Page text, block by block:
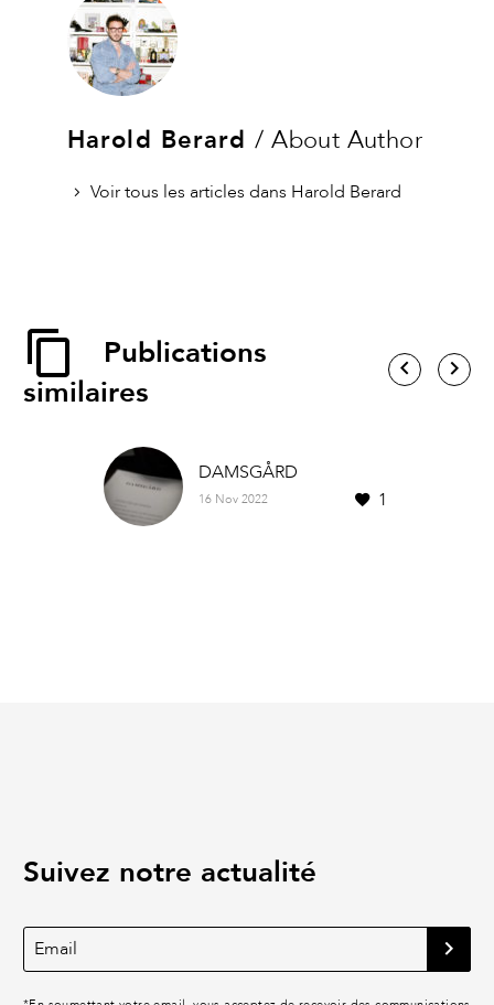
Harold Berard/ About Author
Voir tous les articles dans Harold Berard
Publications
similaires
DAMSGÅRD
1
16 Nov 2022
Suivez notre actualité